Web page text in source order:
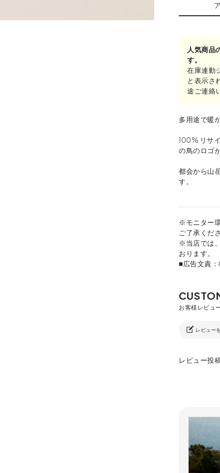
人気商品
す。
在庫連動
と表示さ
途ご連絡
多用途で暖
100% リサ
の鳥のロゴ
都会から山
す。
※モニター
ご了承くだ
※当店では
おります。
■広告文責
レビュー
レビュー投